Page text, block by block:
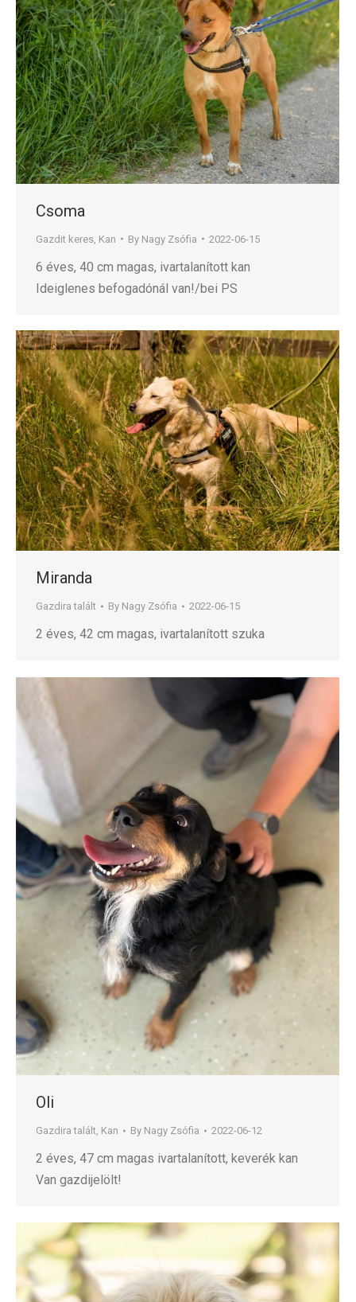
Csoma
Gazdit keres Kan By Nagy Zsófia 2022-06-15
6 éves, 40 cm magas, ivartalanított kan
Ideiglenes befogadónál van!/bei PS
Miranda
Gazdira talált By Nagy Zsófia 2022-06-15
2 éves, 42 cm magas, ivartalanított szuka
Oli
Gazdira talált, Kan By Nagy Zsófia 2022-06-12
2 éves, 47 cm magas ivartalanított, keverék kan
Van gazdijelölt!